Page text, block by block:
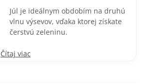
Júl je ideálnym obdobím na druhú
vlnu výsevov, vďaka ktorej získate
čerstvú zeleninu.
Čítaj viac